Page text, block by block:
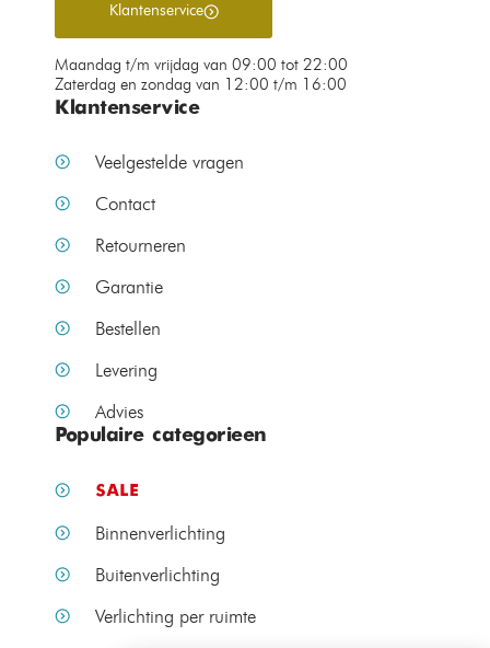
Klantenservice
Maandag t/m vrijdag van 09:00 tot 22:00
Zaterdag en zondag van 12:00 t/m 16:00
Klantenservice
Veelgestelde vragen
Contact
Retourneren
Garantie
Bestellen
Levering
Advies
Populaire categorieen
SALE
Binnenverlichting
Buitenverlichting
Verlichting per ruimte